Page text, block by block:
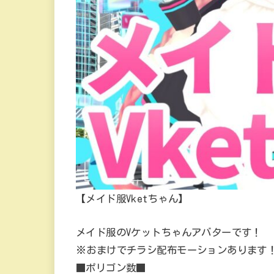
【メイド服Vketちゃん】
メイド服のVケットちゃんアバターです！
※おまけでチラシ配布モーションあります
■ポリゴン数■